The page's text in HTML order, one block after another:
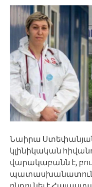
Նաիրա
կլինիկական
վարակաբանն է,
պատասխանատուն: